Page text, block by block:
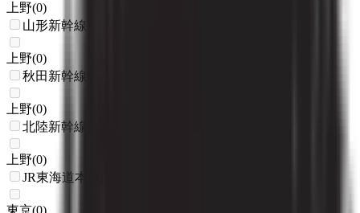
上野(0)
山形新幹線
上野(0)
秋田新幹線
上野(0)
北陸新幹線
上野(0)
JR東海道本線(東京～熱海)